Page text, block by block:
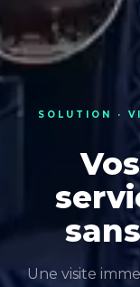
SOLUTION ·
Une visite